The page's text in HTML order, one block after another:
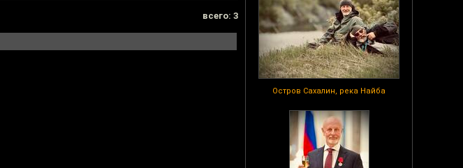
Остров Сахалин, река Найба
всего: 3